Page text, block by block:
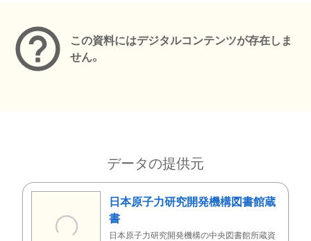
この資料にはデジタルコンテンツが存在しま
せん。
データの提供元
日本原子力研究開発機構図書館蔵
書
日本原子力研究開発機構の中央図書館所蔵資